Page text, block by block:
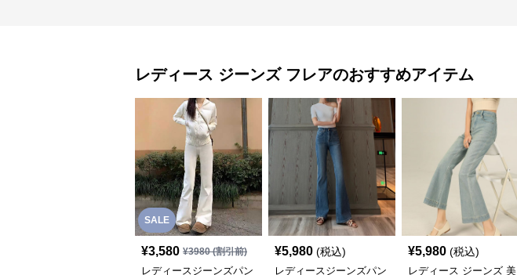
レディース ジーンズ フレアのおすすめアイテム
SALE
¥3,580 ¥3980(割引前)
レディースジーンズパン
¥5,980 (税込)
レディースジーンズパン
¥5,980 (税込)
レディース ジーンズ 美